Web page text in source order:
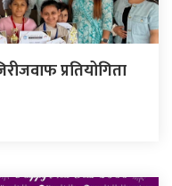
प्रतियोगिता